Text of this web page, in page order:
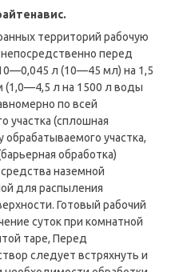
территорий рабочую
перед
л (10—45 мл) на 1,5
(1,0—4,5 л на 1500 л воды
по всей
участка (сплошная
участка,
обработка)
наземной
для распыления
Готовый рабочий
суток при комнатной
таре, Перед
следует встряхнуть и